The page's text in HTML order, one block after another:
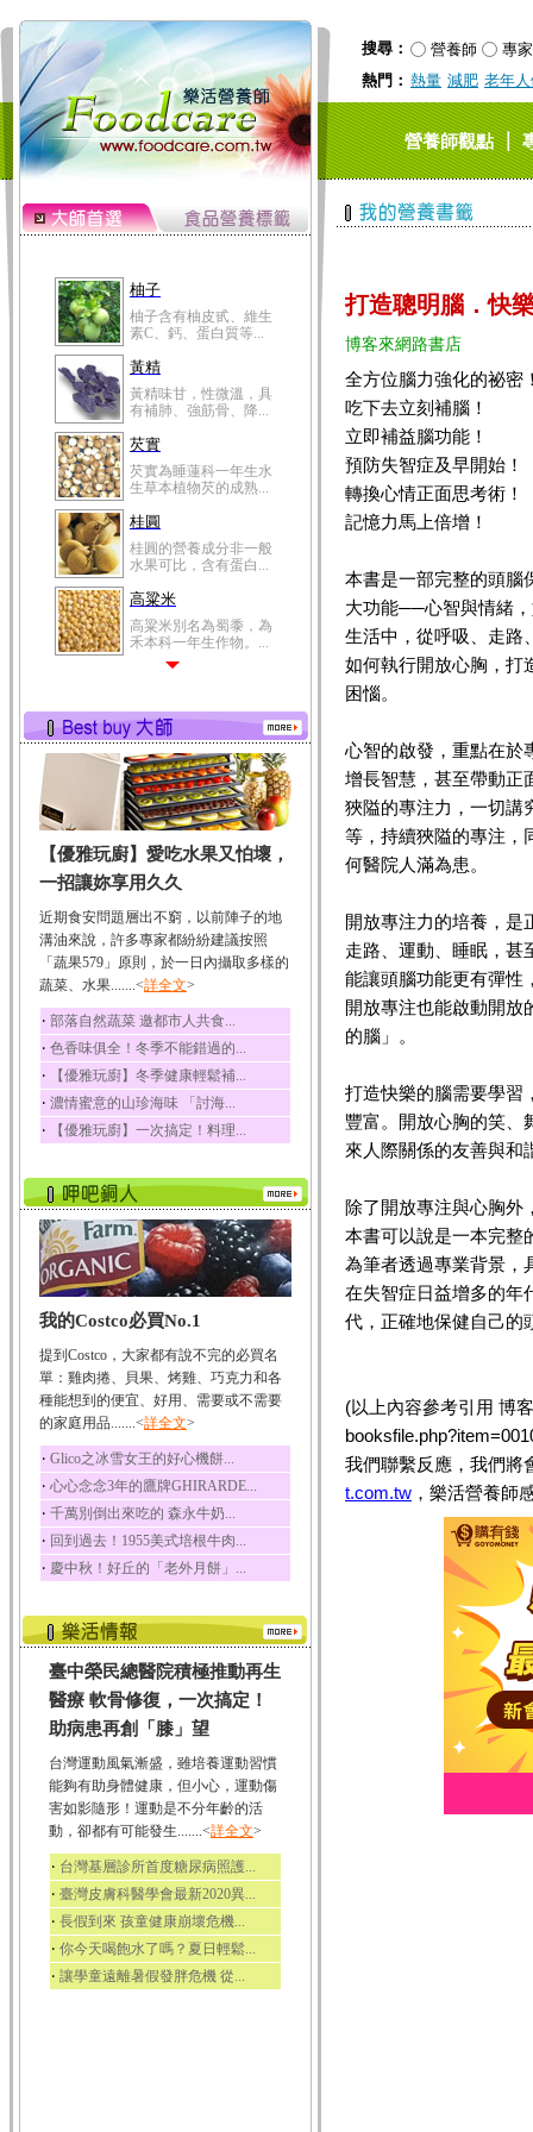
搜尋： 營養師
專家
熱門： 熱量 減肥 老年
營養師觀點｜
柚子
柚子含有柚皮甙、維生
素C、鈣、蛋白質等...
黃精
黃精味甘，性微溫，具
有補肺、強筋骨、降...
芡實
芡實為睡蓮科一年生水
生草本植物芡的成熟...
桂圓
桂圓的營養成分非一般
水果可比，含有蛋白...
高粱米
高粱米別名為蜀黍，為
禾本科一年生作物。...
有蛋白質、脂肪、磷...
鮪魚
鮪魚肚肉中的不飽和脂
肪酸內富含EPA和DH...
韭菜
韭菜所含的膳食纖維能
幫助消化與通便；揮...
冬瓜
冬瓜營養價值高，鈉含
量極低是水腫病人的...
豆豉
豆豉裡頭含有營養的蛋
白質、脂肪、鈣、磷...
榛果
榛果裡所含的營養素有
蛋白質、脂肪、醣類...
迷迭香
酸、迷迭香酸、植物...
咖啡
咖啡中的咖啡因會刺激
中樞神經系統，特別...
椰子
椰子含有糖類、脂肪、
荔枝
荔枝性質溫和所含的營
養素有醣類、檸檬酸...
五味子
五味子性質溫熱所含營
養成分有揮發油、檸...
草魚
草魚含有維生素A、維生
素C、及豐富的蛋白...
【優雅玩廚】愛吃水果又怕壞，
一招讓妳享用久久
近期食安問題層出不窮，以前陣子的地
溝油來說，許多專家都紛紛建議按照
「蔬果579」原則，於一日內攝取多樣的
蔬菜、水果.......<詳全文>
‧ 部落自然蔬菜 邀都市人共食...
‧ 色香味俱全！冬季不能錯過的...
‧ 【優雅玩廚】冬季健康輕鬆補...
‧ 濃情蜜意的山珍海味 「討海...
‧ 【優雅玩廚】一次搞定！料理...
我的Costco必買No.1
提到Costco，大家都有說不完的必買名
單：雞肉捲、貝果、烤雞、巧克力和各
種能想到的便宜、好用、需要或不需要
的家庭用品.......<詳全文>
‧ Glico之冰雪女王的好心機餅...
‧ 心心念念3年的鷹牌GHIRARDE...
‧ 千萬別倒出來吃的 森永牛奶...
‧ 回到過去！1955美式培根牛肉...
‧ 慶中秋！好丘的「老外月餅」...
臺中榮民總醫院積極推動再生
醫療 軟骨修復，一次搞定！
助病患再創「膝」望
台灣運動風氣漸盛，雖培養運動習慣
能夠有助身體健康，但小心，運動傷
害如影隨形！運動是不分年齡的活
動，卻都有可能發生.......<詳全文>
‧ 台灣基層診所首度糖尿病照護...
‧ 臺灣皮膚科醫學會最新2020異...
‧ 長假到來 孩童健康崩壞危機...
‧ 你今天喝飽水了嗎？夏日輕鬆...
‧ 讓學童遠離暑假發胖危機 從...
打造聰明腦．快
博客來網路書店
全方位腦力強化的祕密
吃下去立刻補腦！
立即補益腦功能！
預防失智症及早開始！
轉換心情正面思考術！
記憶力馬上倍增！
本書是一部完整的頭腦
大功能──心智與情緒
生活中，從呼吸、走路
如何執行開放心胸，打
困惱。
心智的啟發，重點在於
增長智慧，甚至帶動正
狹隘的專注力，一切講
等，持續狹隘的專注，
何醫院人滿為患。
開放專注力的培養，是
走路、運動、睡眠，甚
能讓頭腦功能更有彈性
開放專注也能啟動開放
的腦」。
打造快樂的腦需要學習
豐富。開放心胸的笑、
來人際關係的友善與和
除了開放專注與心胸外
本書可以說是一本完整
為筆者透過專業背景，
在失智症日益增多的年
代，正確地保健自己的
(以上內容參考引用 博
我們聯繫反應，我們將
t.com.tw ，樂活營養師